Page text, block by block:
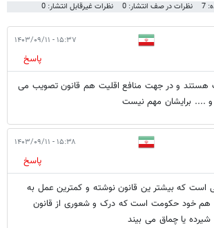
7 نظرات در صف انتشار: 0 نظرات غیرقابل انتشار: 0
۱۵:۳۷ - ۱۴۰۳/۰۹/۱۱
پاسخ
هستند و در جهت منافع اقلیت هم قانون تصویب می
و .... برایشان مهم نیست
۱۵:۳۸ - ۱۴۰۳/۰۹/۱۱
پاسخ
است که بیشتر ین قانون نوشته و کمترین عمل به
هم خود حکومت است که درک و شعوری از قانون
شیرده یا چماق می بیند